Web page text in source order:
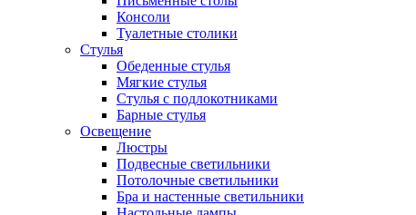
Консоли
Туалетные столики
Стулья
Обеденные стулья
Мягкие стулья
Стулья с подлокотниками
Барные стулья
Освещение
Люстры
Подвесные светильники
Потолочные светильники
Бра и настенные светильники